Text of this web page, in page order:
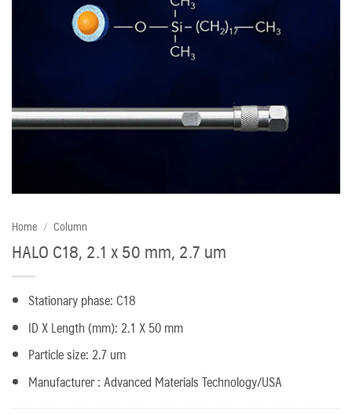
Home / Column
HALO C18, 2.1 x 50 mm, 2.7 um
Stationary phase: C18
ID X Length (mm): 2.1 X 50 mm
Particle size: 2.7 um
Manufacturer : Advanced Materials Technology/USA